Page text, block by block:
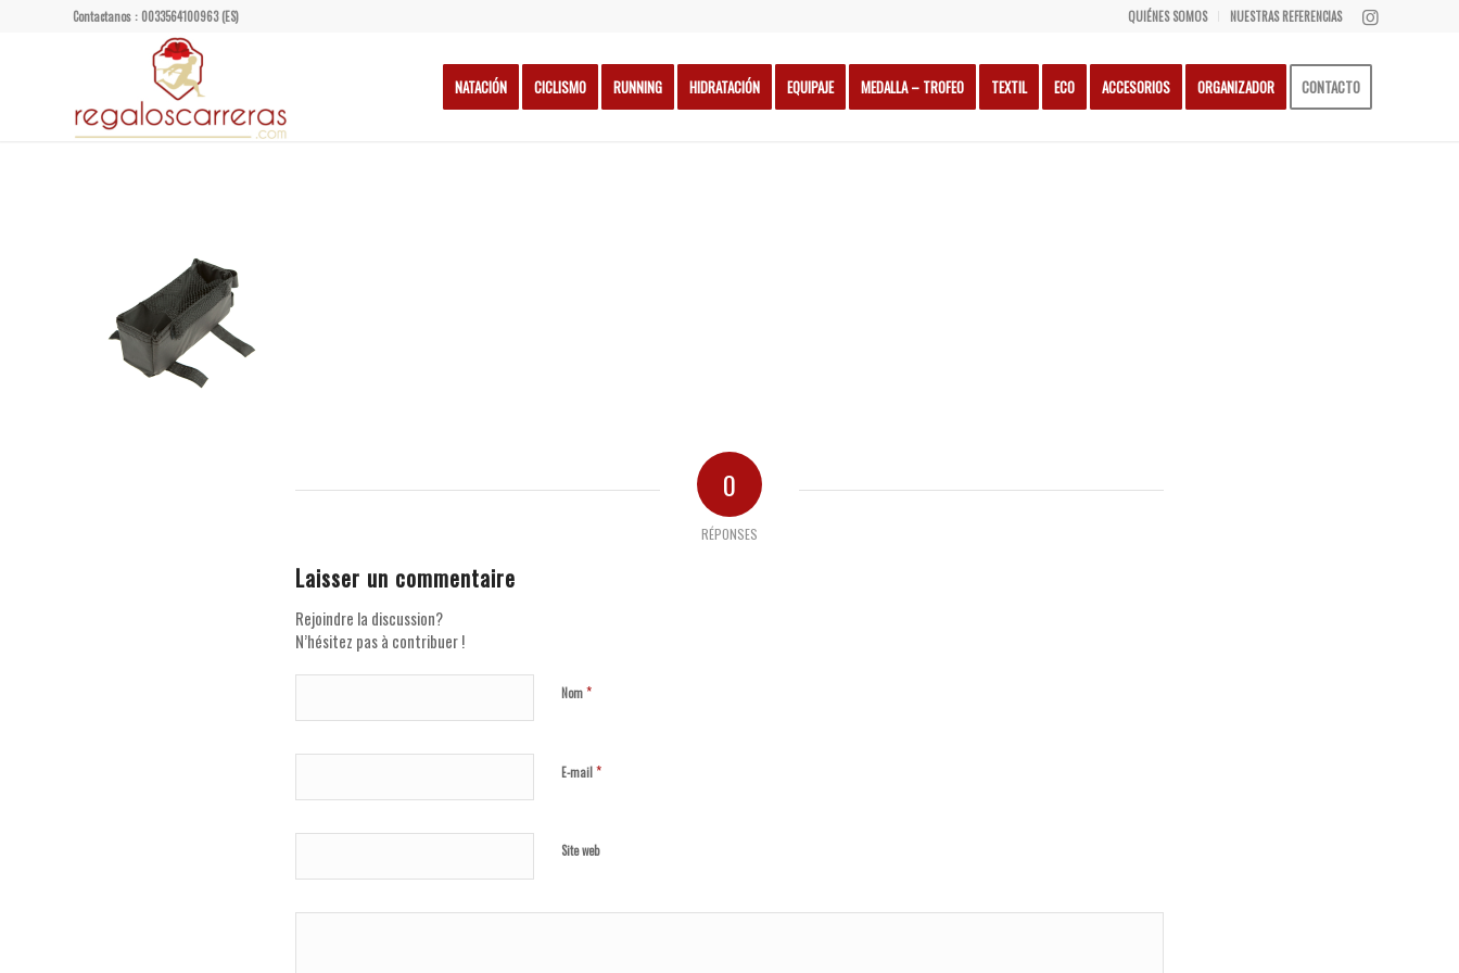
QUIÉNES SOMOS NUESTRAS REFERENCIAS
Contactanos : 0033564100963 (ES)
NATACIÓN CICLISMO RUNNING HIDRATACIÓN EQUIPAJE MEDALLA – TROFEO TEXTIL ECO ACCESORIOS ORGANIZADOR CONTACTO
0
RÉPONSES
Laisser un commentaire
Rejoindre la discussion?
N’hésitez pas à contribuer !
Nom*
E-mail*
Site web